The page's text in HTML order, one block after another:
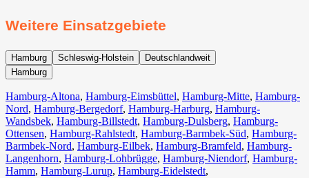
Weitere Einsatzgebiete
Hamburg Schleswig-Holstein
Deutschlandweit
Hamburg
Hamburg-Altona, Hamburg-Eimsbüttel, Hamburg-Mitte, Hamburg-
Nord, Hamburg-Bergedorf, Hamburg-Harburg, Hamburg-
Wandsbek, Hamburg-Billstedt, Hamburg-Dulsberg, Hamburg-
Ottensen, Hamburg-Rahlstedt, Hamburg-Barmbek-Süd, Hamburg-
Barmbek-Nord, Hamburg-Eilbek, Hamburg-Bramfeld, Hamburg-
Langenhorn, Hamburg-Lohbrügge, Hamburg-Niendorf, Hamburg-
Hamm, Hamburg-Lurup, Hamburg-Eidelstedt,